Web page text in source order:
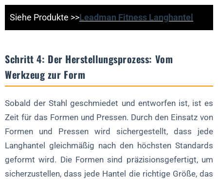
Siehe Produkte >>Leadman Fitness Langhantel
Schritt 4: Der Herstellungsprozess: Vom
Werkzeug zur Form
Sobald der Stahl geschmiedet und entworfen ist, ist es
Zeit für das Formen und Pressen. Durch den Einsatz von
Formen und Pressen wird sichergestellt, dass jede
Langhantel gleichmäßig nach den höchsten Standards
geformt wird. Die Formen sind präzisionsgefertigt, um
sicherzustellen, dass jede Hantel die richtige Größe, das